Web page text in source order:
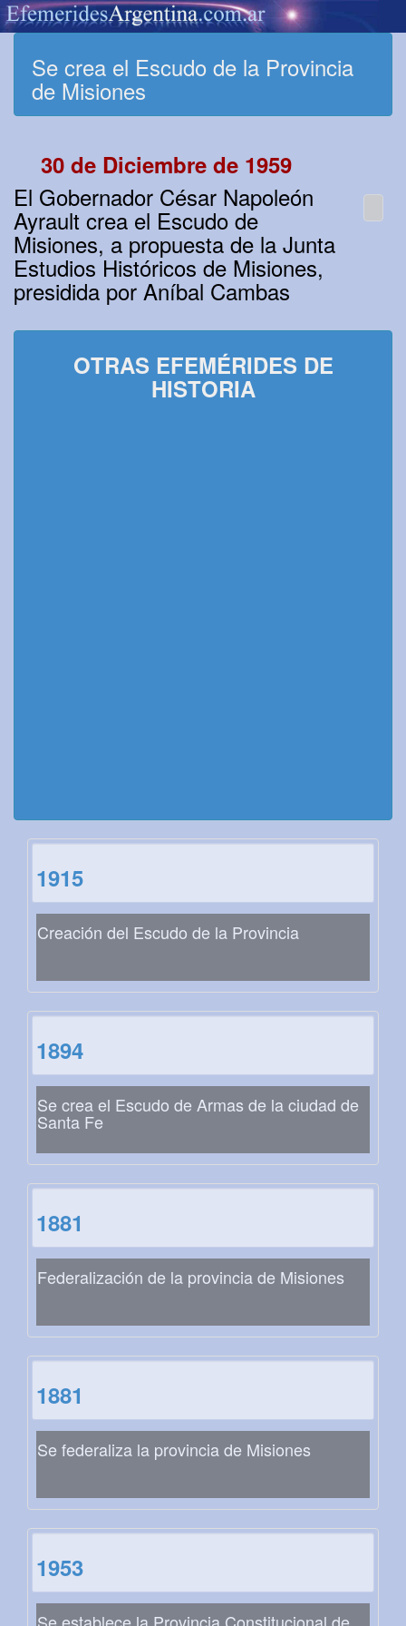
Se crea el Escudo de la Provincia
de Misiones
30 de Diciembre de 1959
El Gobernador César Napoleón
Ayrault crea el Escudo de
Misiones, a propuesta de la Junta
Estudios Históricos de Misiones,
presidida por Aníbal Cambas
OTRAS EFEMÉRIDES DE
HISTORIA
1915
Creación del Escudo de la Provincia
1894
Se crea el Escudo de Armas de la ciudad de
Santa Fe
1881
Federalización de la provincia de Misiones
1881
Se federaliza la provincia de Misiones
1953